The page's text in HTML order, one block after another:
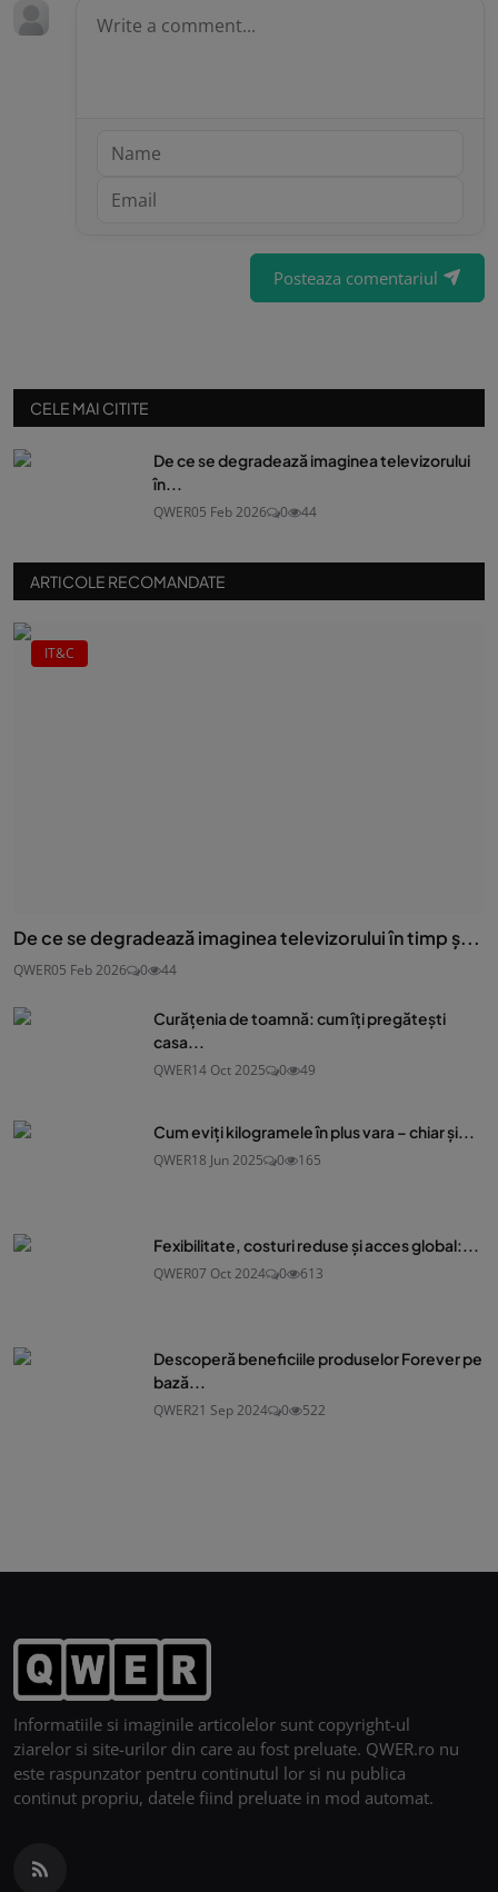
Posteaza comentariul
CELE MAI CITITE
De ce se degradează imaginea televizorului
în...
QWER05 Feb 2026 0 44
ARTICOLE RECOMANDATE
IT&C
De ce se degradează imaginea televizorului în timp ș...
QWER05 Feb 2026 0 44
Curățenia de toamnă: cum îți pregătești
casa...
QWER14 Oct 2025 0 49
Cum eviți kilogramele în plus vara – chiar și...
QWER18 Jun 2025 0 165
Fexibilitate, costuri reduse și acces global:...
QWER07 Oct 2024 0 613
Descoperă beneficiile produselor Forever pe
bază...
QWER21 Sep 2024 0 522
Informatiile si imaginile articolelor sunt copyright-ul
ziarelor si site-urilor din care au fost preluate. QWER.ro nu
este raspunzator pentru continutul lor si nu publica
continut propriu, datele fiind preluate in mod automat.